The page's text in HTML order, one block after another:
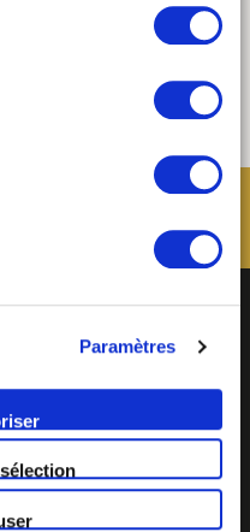
refusez ce dépôt de
en cliquant sur « tout
de la finalité des
retirer votre
notre outil de
« mentions légales ».
Paramètres